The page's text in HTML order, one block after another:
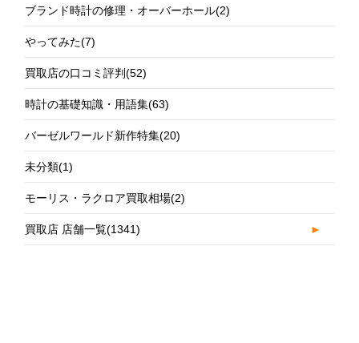
ブランド時計の修理・オーバーホール(2)
やってみた(7)
買取店の口コミ評判(52)
時計の基礎知識・用語集(63)
バーゼルワールド新作特集(20)
未分類(1)
モーリス・ラクロア買取相場(2)
買取店 店舗一覧(1341) ►